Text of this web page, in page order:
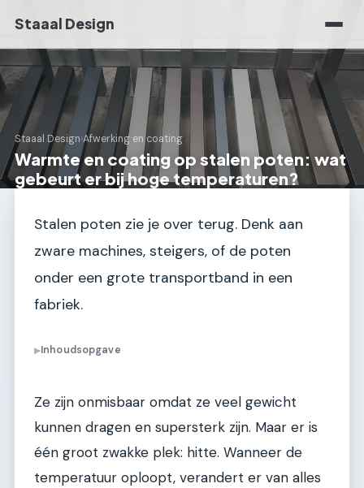
Staaal Design
Staaal Design›Afwerking en coating
Warmte en coating op stalen poten: wat
gebeurt er bij hoge temperaturen?
Stalen poten zie je over terug. Denk aan
zware machines, steigers, of de poten
onder een grote transportband in een
fabriek.
▶Inhoudsopgave
Ze zijn onmisbaar omdat ze veel gewicht
kunnen dragen en supersterk zijn. Maar er is
één groot zwakke plek: hitte. Wanneer de
temperatuur oploopt, verandert er van alles